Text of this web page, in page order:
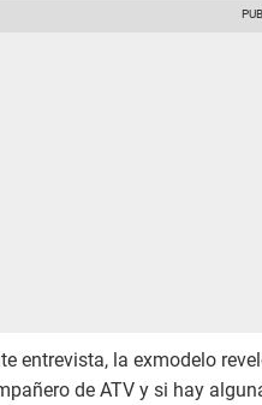
entrevista, la exmodelo
de ATV y si hay